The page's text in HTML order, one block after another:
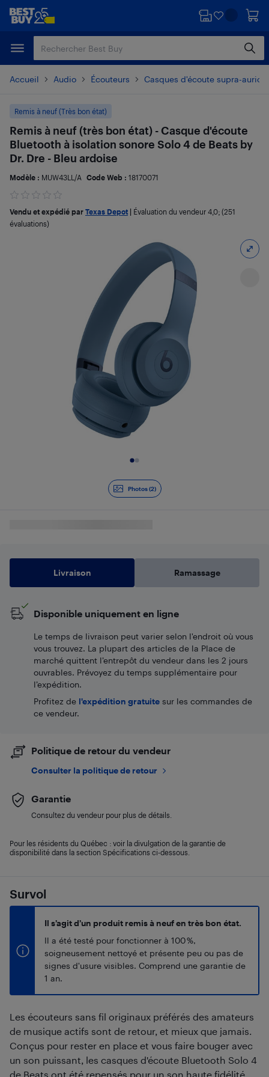
Passer
principal
Passer
Accueil Audio Écouteurs Casques d'écoute supra-
Photos (2)
Survol
Il s’agit d’un produit remis à neuf en très bon état.
Il a été testé pour fonctionner à 100 %,
soigneusement nettoyé et présente peu ou pas de
signes d'usure visibles. Comprend une garantie de
1 an.
Les écouteurs sans fil originaux préférés des amateurs
de musique actifs sont de retour, et mieux que jamais.
Conçus pour rester en place et vous faire bouger avec
un son puissant, les casques d'écoute Bluetooth Solo 4
de Beats ont été repensés pour un son haute fidélité
Remis à neuf (Très bon état)
Remis à neuf (très bon état) - Casque d'écoute
Bluetooth à isolation sonore Solo 4 de Beats by
Dr. Dre - Bleu ardoise
Modèle : MUW43LL/A Code Web : 18170071
Vendu et expédié par Texas Depot Évaluation du vendeur 4,0; (251
évaluations)
Livraison Ramassage
Disponible uniquement en ligne
Le temps de livraison peut varier selon l'endroit où vous
vous trouvez. La plupart des articles de la Place de
marché quittent l’entrepôt du vendeur dans les 2 jours
ouvrables. Prévoyez du temps supplémentaire pour
l’expédition.
Profitez de l'expédition gratuite sur les commandes de
ce vendeur.
Politique de retour du vendeur
Consulter la politique de retour
Garantie
Consultez du vendeur pour plus de détails.
Pour les résidents du Québec : voir la divulgation de la garantie de
disponibilité dans la section Spécifications ci-dessous.